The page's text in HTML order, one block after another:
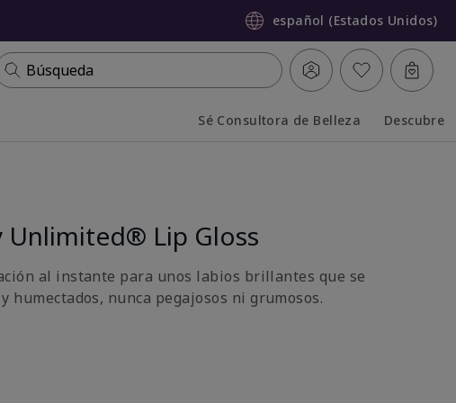
español (Estados Unidos)
Búsqueda
Sé Consultora de Belleza Descubre
Unlimited® Lip Gloss
al instante para unos labios brillantes que se
humectados, nunca pegajosos ni grumosos.